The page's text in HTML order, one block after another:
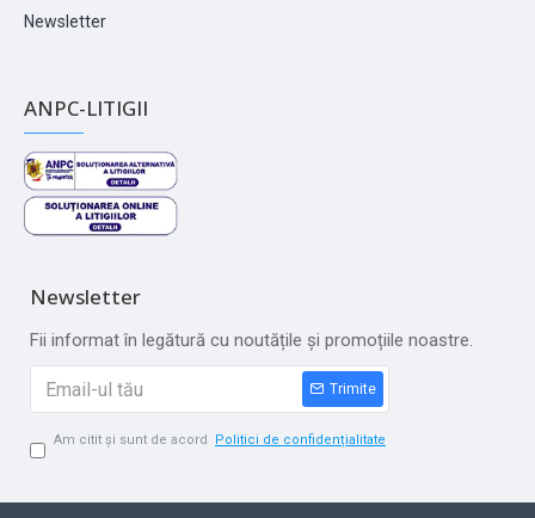
Newsletter
ANPC-LITIGII
Newsletter
Fii informat în legătură cu noutățile și promoțiile noastre.
Trimite
Am citit și sunt de acord Politici de confidențialitate